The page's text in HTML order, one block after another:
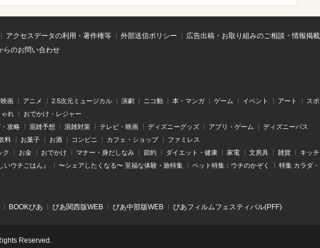
アクセスデータの利用・著作権等 外部送信ポリシー
広告出稿・お取り組みのご相談・情報掲
らのお問い合わせ
映画 アニメ 2.5次元ミュージカル 演劇 ニコ動 本・マンガ ゲーム イベント アート ス
ゃれ おでかけ・レジャー
攻略 混雑予想 混雑対策 テレビ・映画 ディズニーグッズ アプリ・ゲーム ディズニーパス
料 お菓子 お酒 コンビニ カフェ・ショップ ファミレス
ク お金 おでかけ マナー・身だしなみ 節約 ダイエット・健康 家電 文房具 雑貨 キッ
いウチごはん』 〜シェアしたくなる〜 至福な体験・旅特集 ペット特集：ウチのかぞく 特集 カラダ
BOOKぴあ ぴあ関⻄版WEB ぴあ中部版WEB ぴあフィルムフェスティバル(PFF)
Reserved.